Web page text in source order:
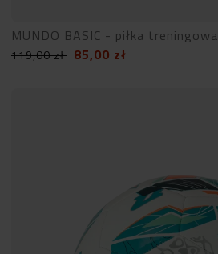
MUNDO BASIC - piłka treningowa
119,00zł 85,00 zł